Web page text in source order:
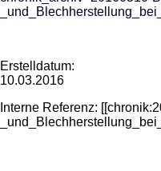
Erstelldatum:
10.03.2016
Interne Referenz: